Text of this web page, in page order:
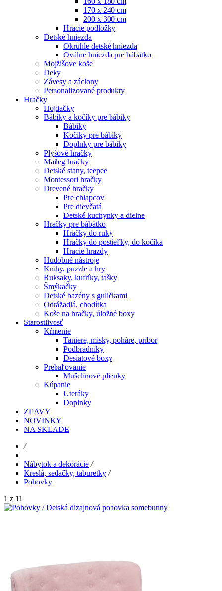
170 x 240 cm
200 x 300 cm
Hracie podložky
Detské hniezda
Okrúhle detské hniezda
Oválne hniezda pre bábätko
Mojžišove koše
Deky
Závesy a záclony
Personalizované produkty
Hračky
Hojdačky
Bábiky a kočíky pre bábiky
Bábiky
Kočíky pre bábiky
Doplnky pre bábiky
Plyšové hračky
Maileg hračky
Detské stany, teepee
Montessori hračky
Drevené hračky
Pre chlapcov
Pre dievčatá
Detské kuchynky a dielne
Hračky pre bábätko
Hračky do ruky
Hračky do postieľky, do kočíka
Hracie hrazdy
Hudobné nástroje
Knihy, puzzle a hry
Ruksaky, kufríky, tašky
Šmýkačky
Detské bazény s guličkami
Odrážadlá, chodítka
Koše na hračky, úložné boxy
Starostlivosť
Kŕmenie
Taniere, misky, poháre, príbor
Podbradníky
Desiatové boxy
Prebaľovanie
Mušelínové plienky
Kúpanie
Uteráky
Doplnky
ZĽAVY
NOVINKY
NA SKLADE
/
Nábytok a dekorácie /
Kreslá, sedačky, taburetky /
Pohovky
1 z 11